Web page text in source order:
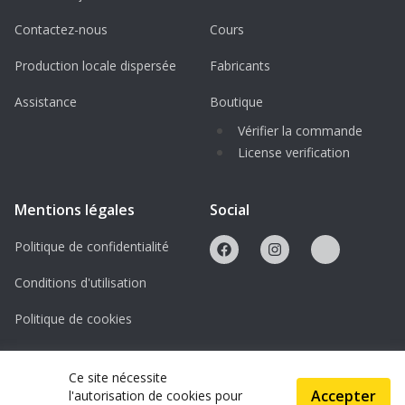
Inscription et contact
création numérique dès aujourd'hui !
Création de compte :
Pensez à créer
www.tinkercad.com avant le début du
Réservation & Renseignements :
Contactez notre équipe par e-mail à
info@espace-lab.org
Contactez-nous
Production locale dispersée
Assistance
Cours
Fabricants
Boutique
Vérifier la commande
License verification
Mentions légales
Politique de confidentialité
Conditions d'utilisation
Politique de cookies
Licences
Social
Ce site nécessite
l'autorisation de cookies pour
Accepter